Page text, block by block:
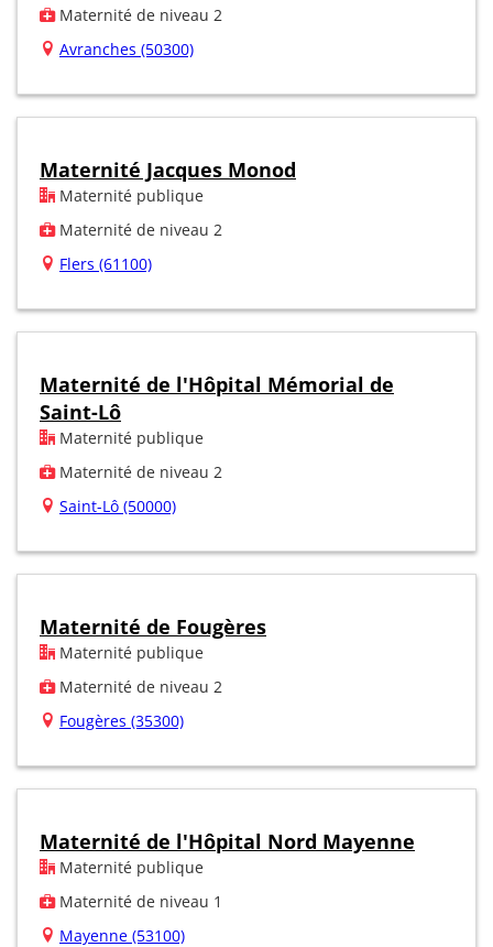
Maternité de niveau 2
Avranches (50300)
Maternité Jacques Monod
Maternité publique
Maternité de niveau 2
Flers (61100)
Maternité de l'Hôpital Mémorial de
Saint-Lô
Maternité publique
Maternité de niveau 2
Saint-Lô (50000)
Maternité de Fougères
Maternité publique
Maternité de niveau 2
Fougères (35300)
Maternité de l'Hôpital Nord Mayenne
Maternité publique
Maternité de niveau 1
Mayenne (53100)